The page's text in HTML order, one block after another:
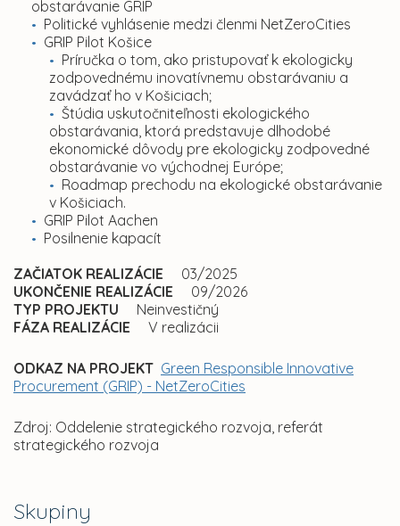
Skupiny
obstarávanie GRIP
Politické vyhlásenie medzi členmi NetZeroCities
GRIP Pilot Košice
Príručka o tom, ako pristupovať k ekologicky
zodpovednému inovatívnemu obstarávaniu a
zavádzať ho v Košiciach;
Štúdia uskutočniteľnosti ekologického
obstarávania, ktorá predstavuje dlhodobé
ekonomické dôvody pre ekologicky zodpovedné
obstarávanie vo východnej Európe;
Roadmap prechodu na ekologické obstarávanie
v Košiciach.
GRIP Pilot Aachen
Posilnenie kapacít
ZAČIATOK REALIZÁCIE 03/2025
UKONČENIE REALIZÁCIE 09/2026
TYP PROJEKTU Neinvestičný
FÁZA REALIZÁCIE V realizácii
ODKAZ NA PROJEKT Green Responsible Innovative
Procurement (GRIP) - NetZeroCities
Zdroj: Oddelenie strategického rozvoja, referát
strategického rozvoja